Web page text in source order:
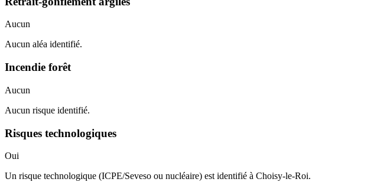
Aucun
Aucun aléa identifié.
Incendie forêt
Aucun
Aucun risque identifié.
Risques technologiques
Oui
Un risque technologique (ICPE/Seveso ou nucléaire) est identifié à Choisy-le-Roi.